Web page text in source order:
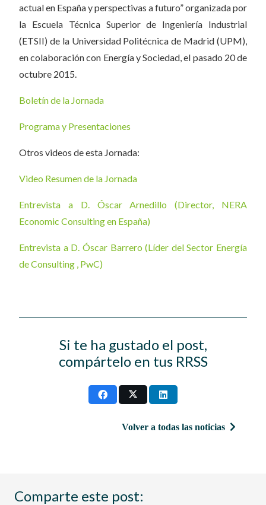
actual en España y perspectivas a futuro” organizada por
la Escuela Técnica Superior de Ingeniería Industrial
(ETSII) de la Universidad Politécnica de Madrid (UPM),
en colaboración con Energía y Sociedad, el pasado 20 de
octubre 2015.
Boletín de la Jornada
Programa y Presentaciones
Otros videos de esta Jornada:
Video Resumen de la Jornada
Entrevista a D. Óscar Arnedillo (Director, NERA
Economic Consulting en España)
Entrevista a D. Óscar Barrero (Líder del Sector Energía
de Consulting , PwC)
Si te ha gustado el post,
compártelo en tus RRSS
Volver a todas las noticias
Comparte este post: